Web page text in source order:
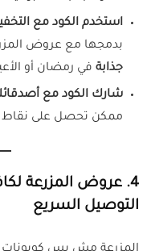
استخدم الكود مع
بدمجها مع عروض
جذابة في رمضان أو
شارك الكود مع
ممكن تحصل على
4. عروض المزرعة
التوصيل السريع